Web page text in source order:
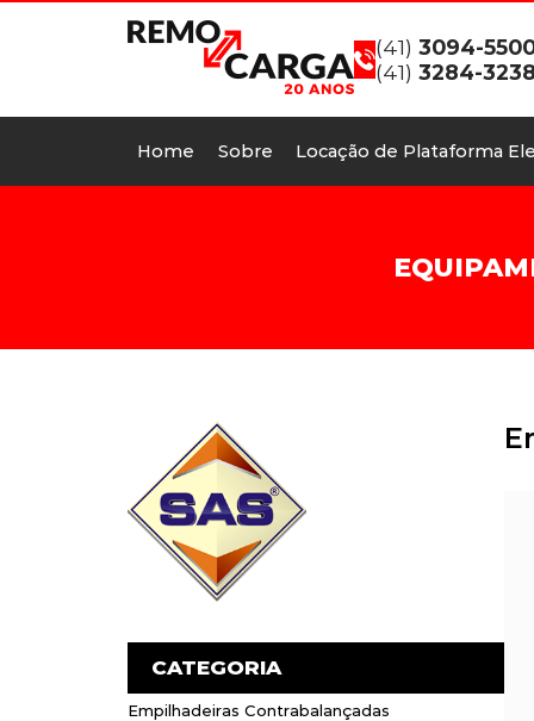
(41) 3094-
(41) 3284-
Home Sobre Locação de Plataforma
CATEGORIA
Empilhadeiras Contrabalançadas
Empilhadeiras Contrabalançadas